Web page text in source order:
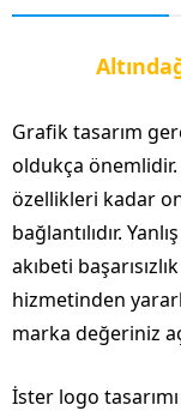
Grafik tasarım
oldukça
özellikleri kadar
bağlantılıdır.
akıbeti
hizmetinden
marka değeriniz
İster logo